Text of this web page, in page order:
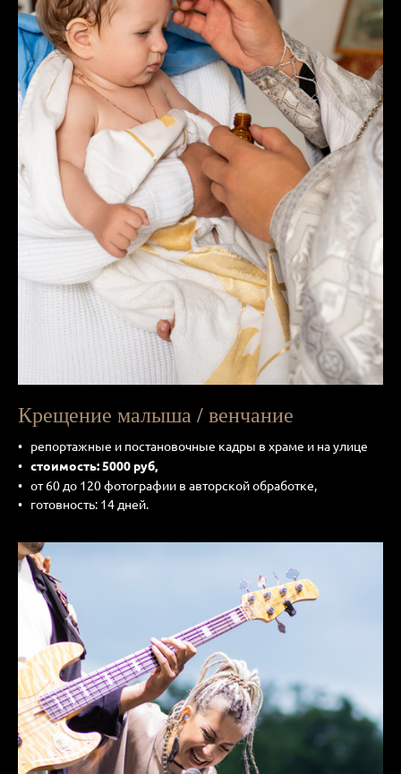
Крещение малыша / венчание
репортажные и постановочные кадры в храме и на улице
стоимость: 5000 руб,
от 60 до 120 фотографии в авторской обработке,
готовность: 14 дней.